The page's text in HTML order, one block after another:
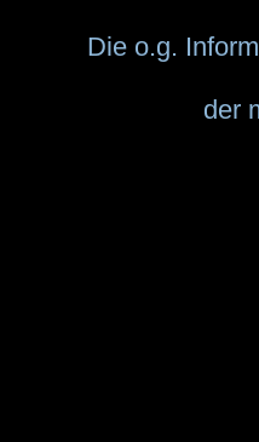
Die o.g.
der